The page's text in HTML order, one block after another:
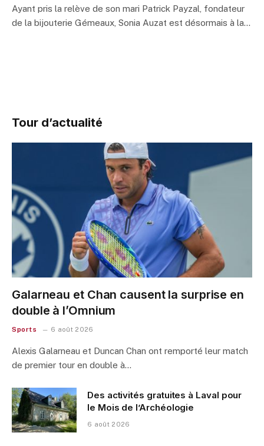
Ayant pris la relève de son mari Patrick Payzal, fondateur
de la bijouterie Gémeaux, Sonia Auzat est désormais à la…
Tour d’actualité
Galarneau et Chan causent la surprise en
double à l’Omnium
Sports 6 août 2026
Alexis Galarneau et Duncan Chan ont remporté leur match
de premier tour en double à…
Des activités gratuites à Laval pour
le Mois de l’Archéologie
6 août 2026